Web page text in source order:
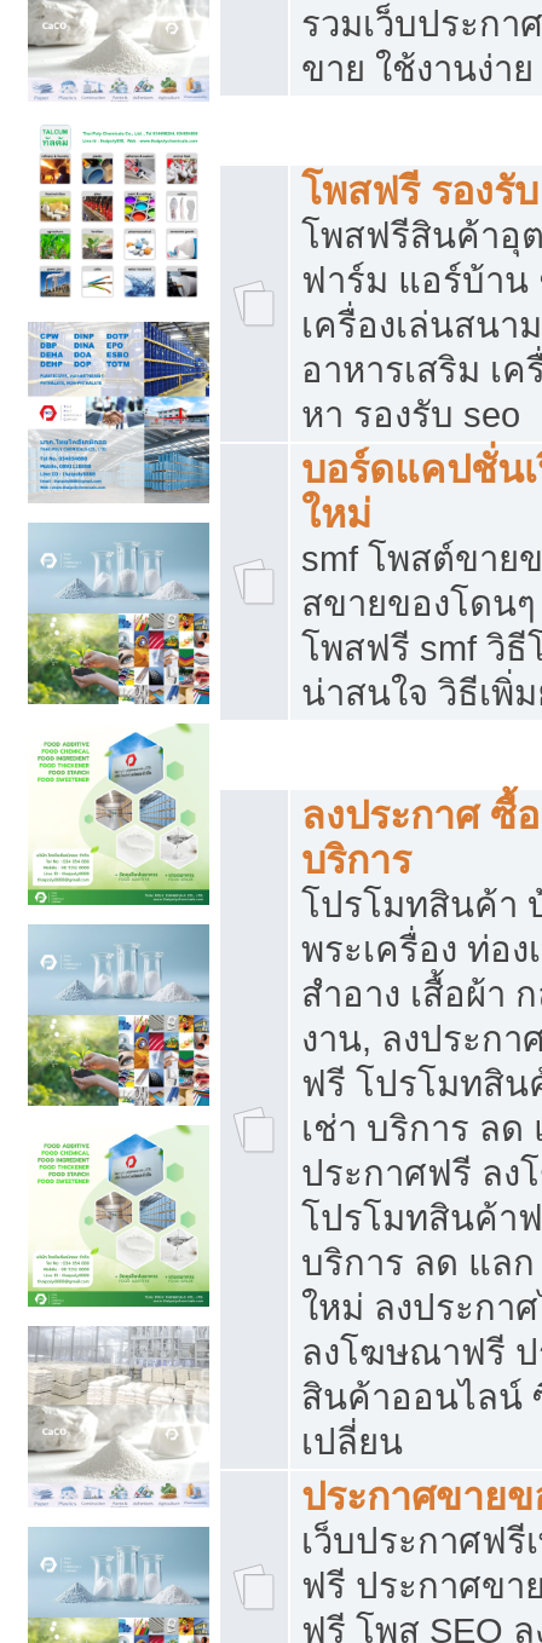
รวมเว็บประกา
ขาย ใช้งานง่าย
โพสฟรี รองรั
โพสฟรีสินค้าอุ
ฟาร์ม แอร์บ้าน
เครื่องเล่นสนา
อาหารเสริม เ
หา รองรับ seo
บอร์ดแคปชั่น
ใหม่
smf โพสต์ขาย
สขายของโดน
โพสฟรี smf วิธี
น่าสนใจ วิธีเพิ่
ลงประกาศ ซื้
บริการ
โปรโมทสินค้า
พระเครื่อง ท่อง
สำอาง เสื้อผ้า
งาน, ลงประก
ฟรี โปรโมทสิ
เช่า บริการ ลด
ประกาศฟรี ล
โปรโมทสินค้า
บริการ ลด แล
ใหม่ ลงประกา
ลงโฆษณาฟรี
สินค้าออนไลน์
เปลี่ยน
ประกาศขายข
เว็บประกาศฟรี
ฟรี ประกาศขา
ฟรี โพส SEO